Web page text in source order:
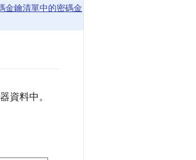
金鑰清單中的密碼金
資料中。